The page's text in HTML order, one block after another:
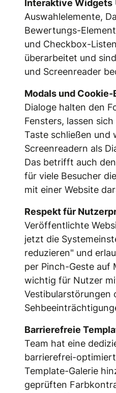
Interaktive Widgets
Auswahlelemente,
Bewertungs-
und Checkbox-
überarbeitet und
und Screenreader
Modals und Cookie-
Dialoge halten den
Fensters, lassen
Taste schließen und
Screenreadern als
Das betrifft auch
für viele Besucher
mit einer Website
Respekt für
Veröffentlichte
jetzt die
reduzieren" und
per Pinch-Geste
wichtig für Nutzer
Vestibularstörungen
Barrierefreie
Team hat eine
barrierefrei-
Template-Galerie
geprüften